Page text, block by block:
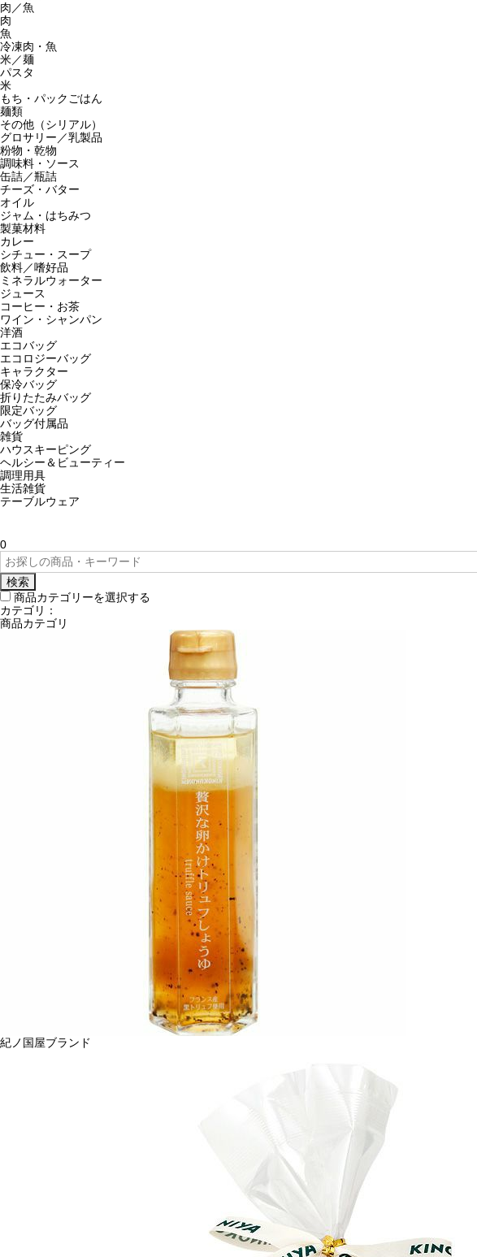
肉／魚
肉
魚
冷凍肉・魚
米／麺
パスタ
米
もち・パックごはん
麺類
その他（シリアル）
グロサリー／乳製品
粉物・乾物
調味料・ソース
缶詰／瓶詰
チーズ・バター
オイル
ジャム・はちみつ
製菓材料
カレー
シチュー・スープ
飲料／嗜好品
ミネラルウォーター
ジュース
コーヒー・お茶
ワイン・シャンパン
洋酒
エコバッグ
エコロジーバッグ
キャラクター
保冷バッグ
折りたたみバッグ
限定バッグ
バッグ付属品
雑貨
ハウスキーピング
ヘルシー＆ビューティー
調理用具
生活雑貨
テーブルウェア
0
検索
商品カテゴリーを選択する
カテゴリ：
商品カテゴリ
紀ノ国屋ブランド